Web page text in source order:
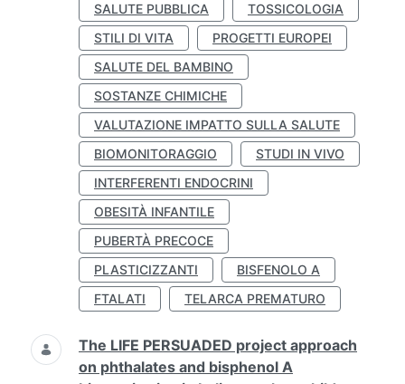
SALUTE PUBBLICA
TOSSICOLOGIA
STILI DI VITA
PROGETTI EUROPEI
SALUTE DEL BAMBINO
SOSTANZE CHIMICHE
VALUTAZIONE IMPATTO SULLA SALUTE
BIOMONITORAGGIO
STUDI IN VIVO
INTERFERENTI ENDOCRINI
OBESITÀ INFANTILE
PUBERTÀ PRECOCE
PLASTICIZZANTI
BISFENOLO A
FTALATI
TELARCA PREMATURO
The LIFE PERSUADED project approach
on phthalates and bisphenol A